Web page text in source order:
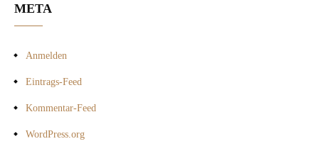
META
Anmelden
Eintrags-Feed
Kommentar-Feed
WordPress.org